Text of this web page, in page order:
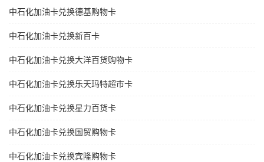
中石化加油卡兑换德基购物卡
中石化加油卡兑换新百卡
中石化加油卡兑换大洋百货购物卡
中石化加油卡兑换乐天玛特超市卡
中石化加油卡兑换星力百货卡
中石化加油卡兑换国贸购物卡
中石化加油卡兑换宾隆购物卡